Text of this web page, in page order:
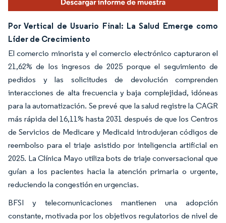
Por Vertical de Usuario Final: La Salud Emerge como
Líder de Crecimiento
El comercio minorista y el comercio electrónico capturaron el
21,62% de los ingresos de 2025 porque el seguimiento de
pedidos y las solicitudes de devolución comprenden
interacciones de alta frecuencia y baja complejidad, idóneas
para la automatización. Se prevé que la salud registre la CAGR
más rápida del 16,11% hasta 2031 después de que los Centros
de Servicios de Medicare y Medicaid introdujeran códigos de
reembolso para el triaje asistido por inteligencia artificial en
2025. La Clínica Mayo utiliza bots de triaje conversacional que
guían a los pacientes hacia la atención primaria o urgente,
reduciendo la congestión en urgencias.
BFSI y telecomunicaciones mantienen una adopción
constante, motivada por los objetivos regulatorios de nivel de